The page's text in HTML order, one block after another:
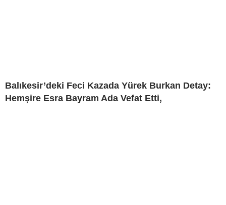
Balıkesir’deki Feci Kazada Yürek Burkan Detay:
Hemşire Esra Bayram Ada Vefat Etti,